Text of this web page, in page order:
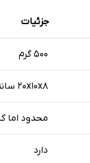
جزئیات
۵۰۰ گرم
۲۰x۱۰x۸ سانتی‌متر
محدود اما
دارد